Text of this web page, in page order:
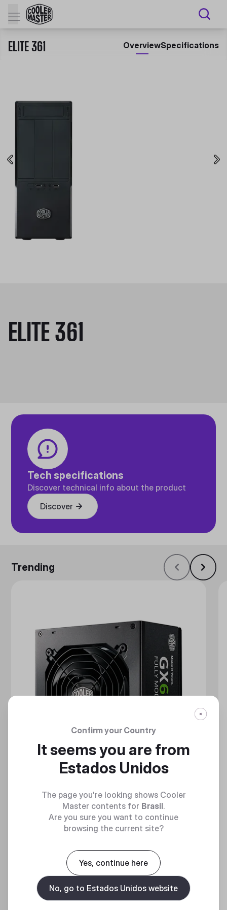
ELITE 361 OverviewSpecifications
ELITE 361
Tech specifications
Discover technical info about the product
Discover
Trending
GX GOLD 650 FULL MODULAR
Discover
Confirm your Country
It seems you are from
Estados Unidos
The page you're looking shows Cooler
Master contents for Brasil.
Are you sure you want to continue
browsing the current site?
Yes, continue here
No, go to Estados Unidos website